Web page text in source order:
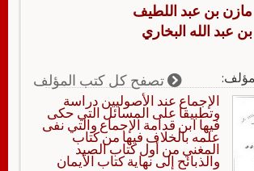
مازن بن عبد اللطيف
بن عبد الله البخاري
تصفح كل كتب المؤلف
‏‏الإجماع عند الأصوليين دراسة
وتطبيقا على المسائل التي حكى
فيها ابن قدامة الإجماع والتي نفى
علمه بالخلاف فيها من كتاب
المغني من أول كتاب الصيد
والذبائح إلى نهاية كتاب الأيمان